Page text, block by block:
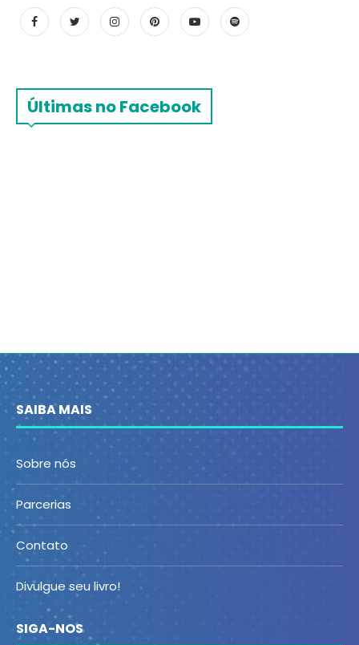
Últimas no Facebook
SAIBA MAIS
Sobre nós
Parcerias
Contato
Divulgue seu livro!
SIGA-NOS